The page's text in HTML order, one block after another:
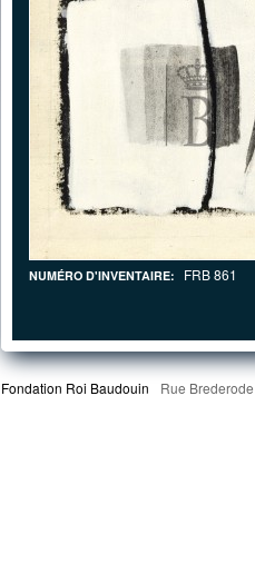
NUMÉRO D'INVENTAIRE: FRB 861
Fondation Roi Baudouin Rue